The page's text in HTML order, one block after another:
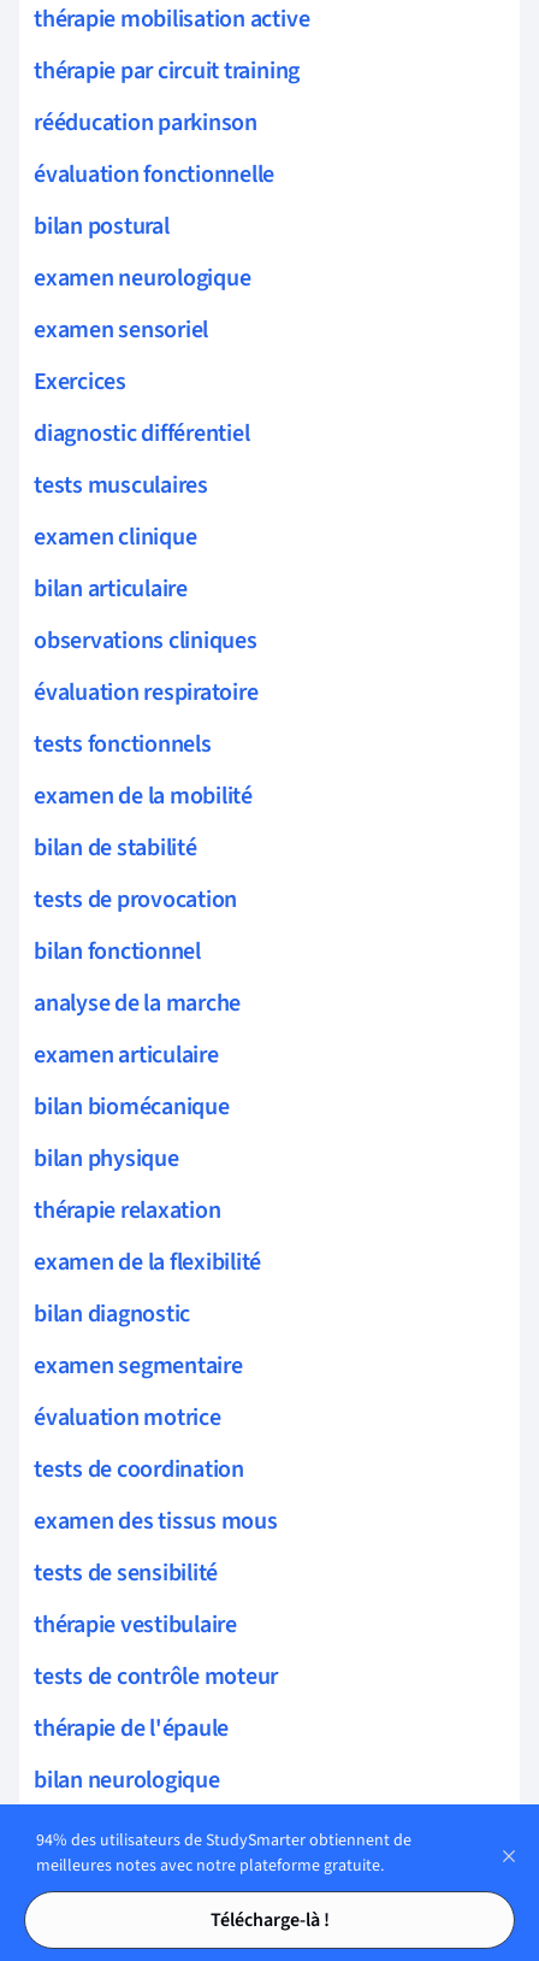
Tables des matières
Tables des matières
thérapie mobilisation active
thérapie par circuit training
rééducation parkinson
évaluation fonctionnelle
bilan postural
examen neurologique
examen sensoriel
Exercices
diagnostic différentiel
tests musculaires
examen clinique
bilan articulaire
observations cliniques
évaluation respiratoire
tests fonctionnels
examen de la mobilité
bilan de stabilité
tests de provocation
bilan fonctionnel
analyse de la marche
examen articulaire
bilan biomécanique
bilan physique
thérapie relaxation
examen de la flexibilité
bilan diagnostic
examen segmentaire
évaluation motrice
tests de coordination
examen des tissus mous
tests de sensibilité
thérapie vestibulaire
tests de contrôle moteur
thérapie de l'épaule
bilan neurologique
thérapie de la cheville
exercices de posture
exercices kinésiologiques
94% des utilisateurs de StudySmarter obtiennent de
meilleures notes avec notre plateforme gratuite.
Télécharge-là !